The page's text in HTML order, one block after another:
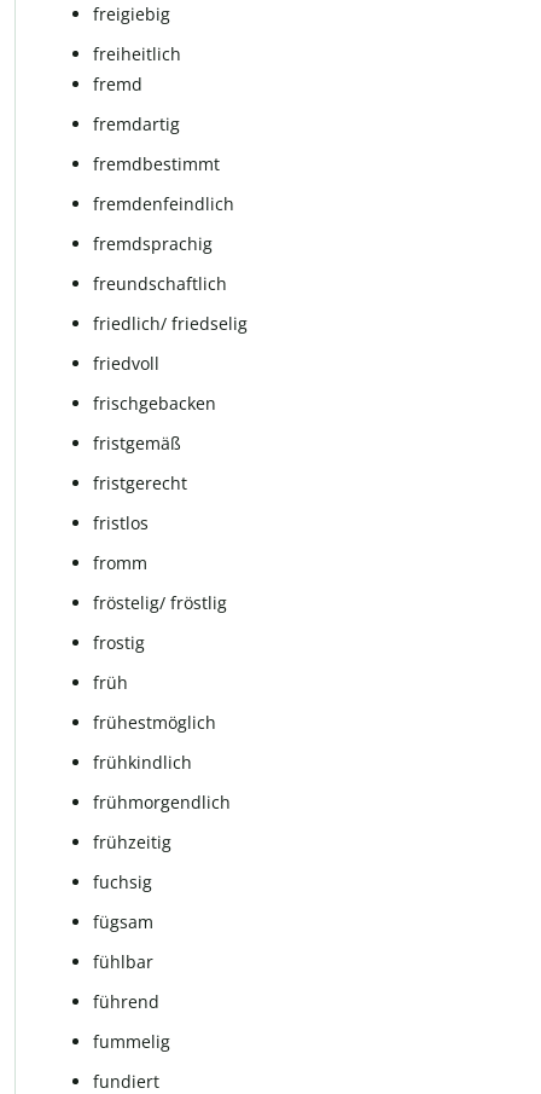
frei­gie­big
freiheitlich
fremd
fremdartig
fremd­be­stimmt
frem­den­feind­lich
fremd­spra­chig
freund­schaft­lich
friedlich/ friedselig
fried­voll
frischgebacken
frist­ge­mäß
frist­ge­recht
fristlos
fromm
frös­te­lig/ fröst­lig
frostig
früh
frü­hest­mög­lich
frühkindlich
früh­mor­gend­lich
frühzeitig
fuchsig
füg­sam
fühlbar
füh­rend
fum­me­lig
fundiert